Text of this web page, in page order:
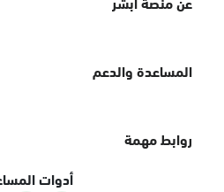
المساعدة والدعم
روابط مهمة
أدوات